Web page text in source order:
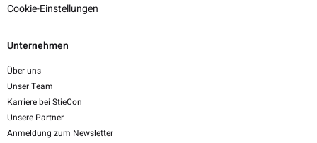
Cookie-Einstellungen
Unternehmen
Über uns
Unser Team
Karriere bei StieCon
Unsere Partner
Anmeldung zum Newsletter